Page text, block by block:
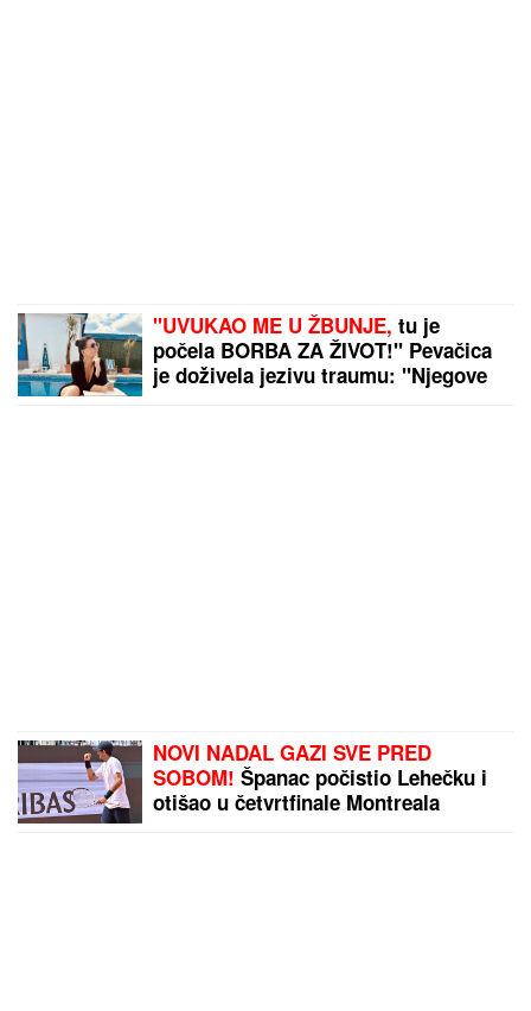
"UVUKAO ME U ŽBUNJE, tu je
počela BORBA ZA ŽIVOT!" Pevačica
je doživela jezivu traumu: "Njegove
NOVI NADAL GAZI SVE PRED
SOBOM! Španac počistio Lehečku i
otišao u četvrtfinale Montreala